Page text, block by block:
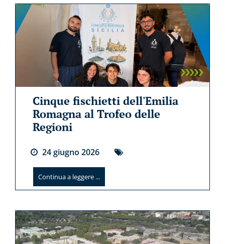
Cinque fischietti dell'Emilia
Romagna al Trofeo delle
Regioni
24giugno 2026
Continua a leggere ...